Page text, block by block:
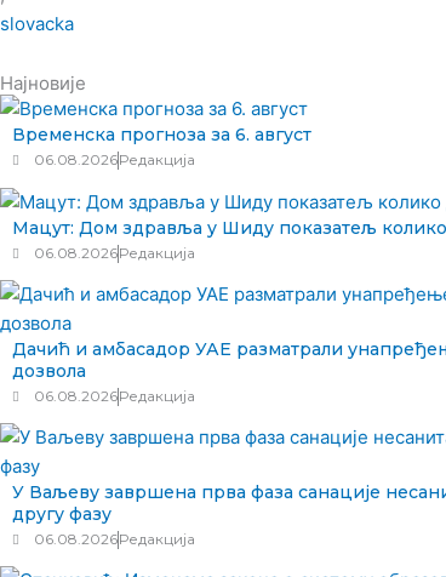
slovacka
Најновије
Временска прогноза за 6. август
06.08.2026Редакција
Мацут: Дом здравља у Шиду показатељ
06.08.2026Редакција
Дачић и амбасадор УАЕ разматрали
дозвола
06.08.2026Редакција
У Ваљеву завршена прва фаза санације
другу фазу
06.08.2026Редакција